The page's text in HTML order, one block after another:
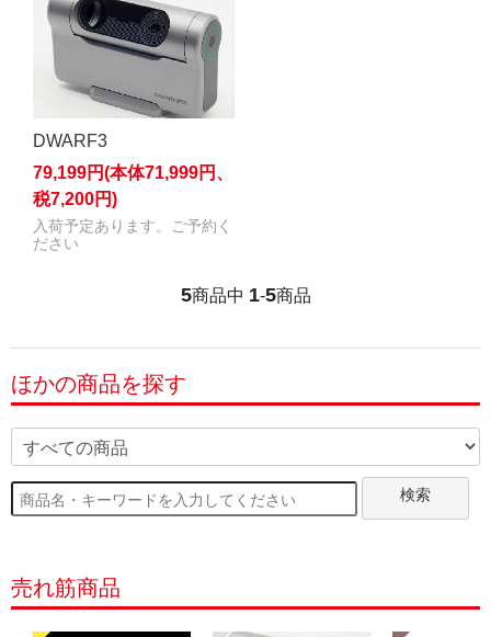
DWARF3
79,199円(本体71,999円、
税7,200円)
入荷予定あります。ご予約く
ださい
5商品中 1-5商品
ほかの商品を探す
検索
売れ筋商品